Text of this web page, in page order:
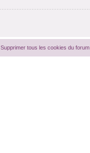
Supprimer tous les cookies du forum